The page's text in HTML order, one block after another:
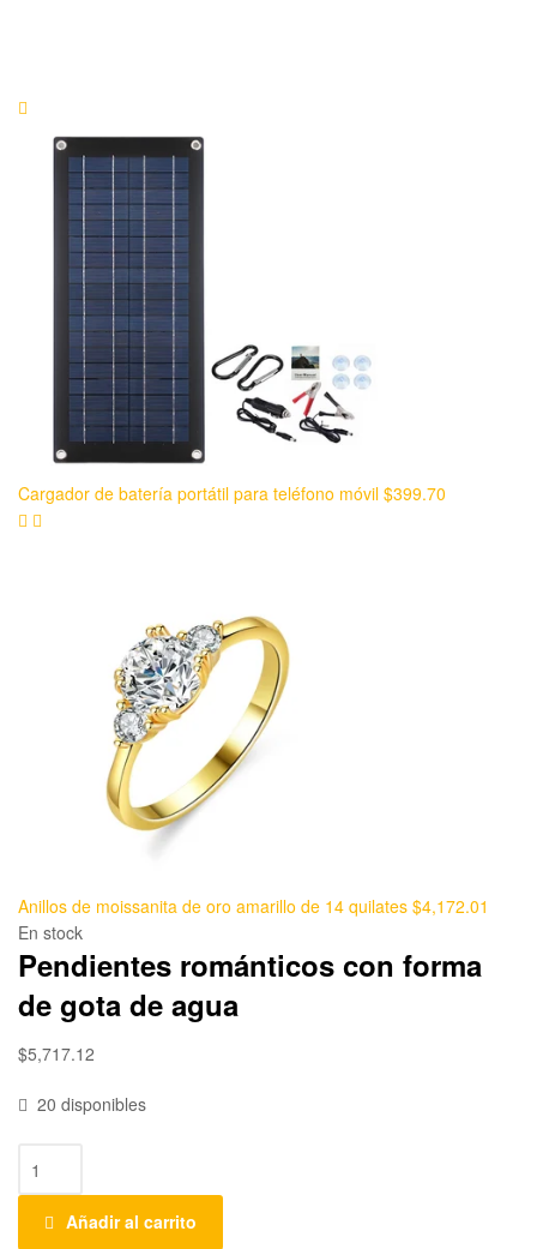
Cargador de batería portátil para teléfono móvil $399.70
Anillos de moissanita de oro amarillo de 14 quilates $4,172.01
En stock
Pendientes románticos con forma
de gota de agua
$5,717.12
20 disponibles
Añadir al carrito